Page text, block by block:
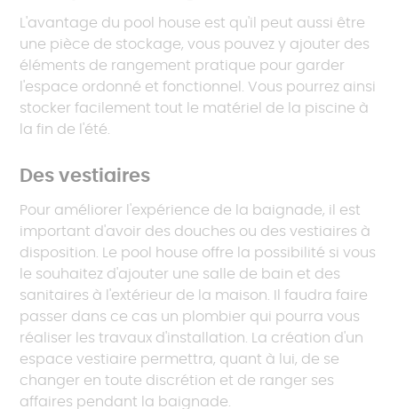
L'avantage du pool house est qu'il peut aussi être
une pièce de stockage, vous pouvez y ajouter des
éléments de rangement pratique pour garder
l'espace ordonné et fonctionnel. Vous pourrez ainsi
stocker facilement tout le matériel de la piscine à
la fin de l'été.
Des vestiaires
Pour améliorer l'expérience de la baignade, il est
important d'avoir des douches ou des vestiaires à
disposition. Le pool house offre la possibilité si vous
le souhaitez d'ajouter une salle de bain et des
sanitaires à l'extérieur de la maison. Il faudra faire
passer dans ce cas un plombier qui pourra vous
réaliser les travaux d'installation. La création d'un
espace vestiaire permettra, quant à lui, de se
changer en toute discrétion et de ranger ses
affaires pendant la baignade.